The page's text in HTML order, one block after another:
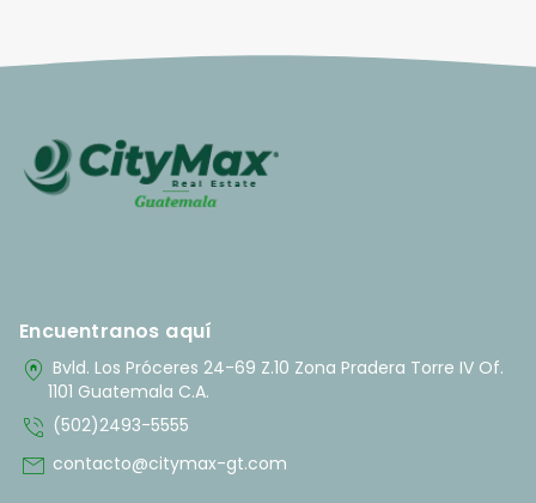
Encuentranos aquí
home_pin Bvld. Los Próceres 24-69 Z.10 Zona Pradera Torre IV Of.
1101 Guatemala C.A.
phone_in_talk (502)2493-5555
mail contacto@citymax-gt.com